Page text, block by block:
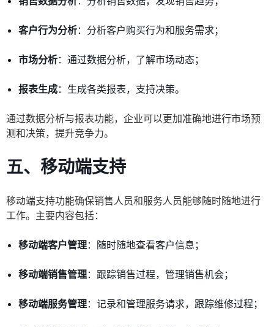
客户行为分析：分析客户购买行为和服务需求；
市场分析：通过数据分析，了解市场动态；
报表生成：生成各类报表，支持决策。
通过数据分析与报表功能，企业可以更加准确地进行市场预
测和决策，提升竞争力。
五、移动端支持
移动端支持功能确保销售人员和服务人员能够随时随地进行
工作。主要内容包括：
移动端客户管理：随时随地查看客户信息；
移动端销售管理：跟踪销售过程，管理销售机会；
移动端服务管理：记录和管理服务请求，跟踪维修过程；